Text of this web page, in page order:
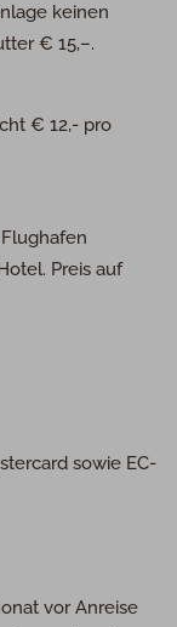
keinen
€ 15,–.
€ 12,- pro
Preis auf
sowie EC-
vor Anreise